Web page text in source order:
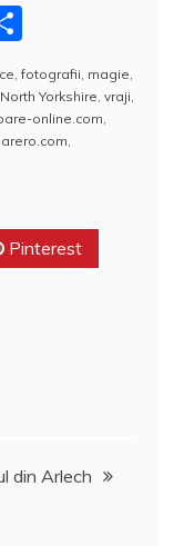
a
rt
aj
z
ă
,fotografii, magie,
North Yorkshire, vraji,
online.com,
,
Pinterest
din Arlech